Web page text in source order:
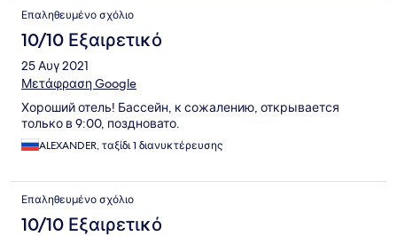
Επαληθευμένο σχόλιο
10/10 Εξαιρετικό
25 Αυγ 2021
Μετάφραση Google
Хороший отель! Бассейн, к сожалению, открывается
только в 9:00, поздновато.
ALEXANDER, ταξίδι 1 διανυκτέρευσης
Επαληθευμένο σχόλιο
10/10 Εξαιρετικό